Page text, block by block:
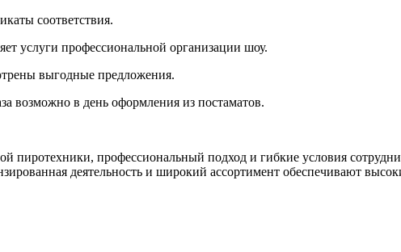
соответствия.
услуги профессиональной организации шоу.
выгодные предложения.
возможно в день оформления из постаматов.
профессиональный подход и гибкие условия
деятельность и широкий ассортимент обеспечивают